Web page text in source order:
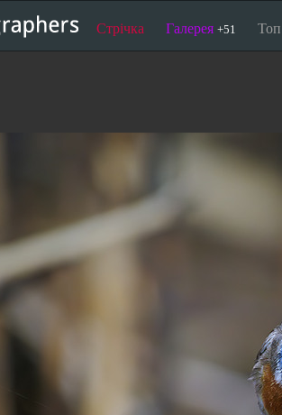
Стрічка Галерея +51